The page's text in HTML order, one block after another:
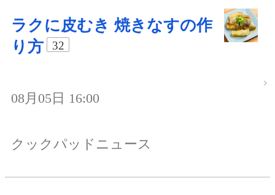
ラクに皮むき 焼きなすの作
り方
32
08月05日 16:00
クックパッドニュース